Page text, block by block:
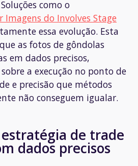
como o
Imagens do Involves Stage
essa evolução. Esta
as fotos de gôndolas
em dados precisos,
a execução no ponto de
e precisão que métodos
não conseguem igualar.
de trade
dados precisos